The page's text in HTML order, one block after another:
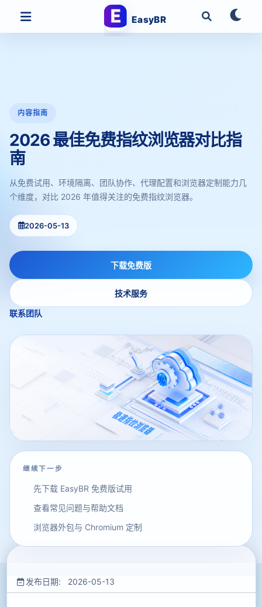
EasyBR
内容指南
2026 最佳免费指纹浏览器对比指
南
从免费试用、环境隔离、团队协作、代理配置和浏览器定制能力几
个维度，对比 2026 年值得关注的免费指纹浏览器。
2026-05-13
下载免费版
技术服务
联系团队
继续下一步
先下载 EasyBR 免费版试用
查看常见问题与帮助文档
浏览器外包与 Chromium 定制
发布日期: 2026-05-13